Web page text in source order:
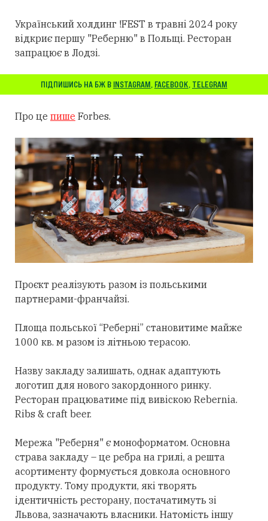
Український холдинг !FEST в травні 2024 року
відкриє першу "Реберню" в Польщі. Ресторан
запрацює в Лодзі.
ПІДПИШИСЬ НА БЖ В INSTAGRAM, FACEBOOK, TELEGRAM
Про це пише Forbes.
Проєкт реалізують разом із польськими
партнерами-франчайзі.
Площа польської “Реберні” становитиме майже
1000 кв. м разом із літньою терасою.
Назву закладу залишать, однак адаптують
логотип для нового закордонного ринку.
Ресторан працюватиме під вивіскою Rebernia.
Ribs & craft beer.
Мережа "Реберня" є моноформатом. Основна
страва закладу – це ребра на грилі, а решта
асортименту формується довкола основного
продукту. Тому продукти, які творять
ідентичність ресторану, постачатимуть зі
Львова, зазначають власники. Натомість іншу